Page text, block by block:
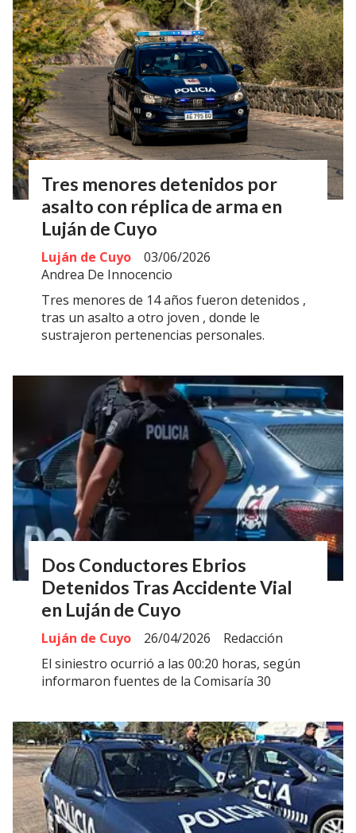
Tres menores detenidos por
asalto con réplica de arma en
Luján de Cuyo
Andrea De Innocencio
Luján de Cuyo 03/06/2026
Tres menores de 14 años fueron detenidos ,
tras un asalto a otro joven , donde le
sustrajeron pertenencias personales.
Dos Conductores Ebrios
Detenidos Tras Accidente Vial
en Luján de Cuyo
Redacción
Luján de Cuyo
26/04/2026
El siniestro ocurrió a las 00:20 horas, según
informaron fuentes de la Comisaría 30